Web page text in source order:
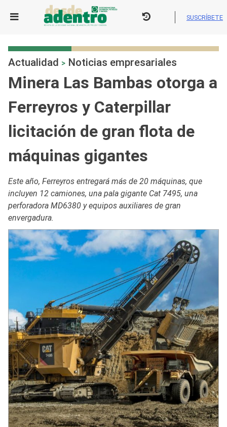
SUSCRÍBETE
Actualidad > Noticias empresariales
Minera Las Bambas otorga a
Ferreyros y Caterpillar
licitación de gran flota de
máquinas gigantes
Este año, Ferreyros entregará más de 20 máquinas, que
incluyen 12 camiones, una pala gigante Cat 7495, una
perforadora MD6380 y equipos auxiliares de gran
envergadura.